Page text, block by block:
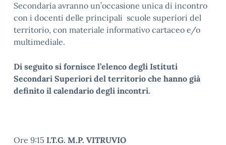
Secondaria avranno un’occasione unica di incontro
con i docenti delle principali scuole superiori del
territorio, con materiale informativo cartaceo e/o
multimediale.
Di seguito si fornisce l’elenco degli Istituti
Secondari Superiori del territorio che hanno già
definito il calendario degli incontri.
Ore 9:15 I.T.G. M.P. VITRUVIO